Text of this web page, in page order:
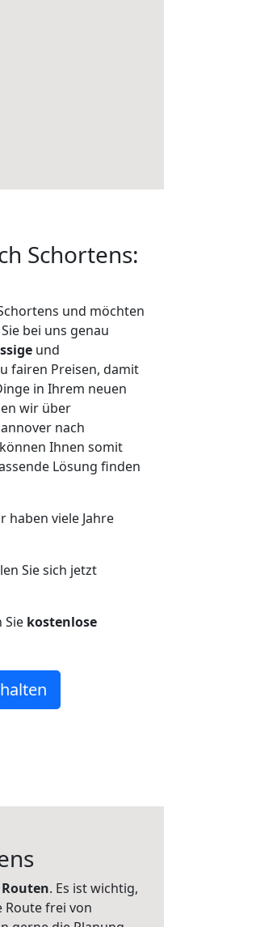
Schortens:
und möchten
bei uns genau
und
fairen Preisen, damit
in Ihrem neuen
wir über
nach
Ihnen somit
Lösung finden
viele Jahre
Sie sich jetzt
Sie kostenlose
. Es ist wichtig,
Route frei von